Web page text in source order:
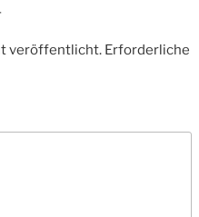
veröffentlicht. Erforderliche